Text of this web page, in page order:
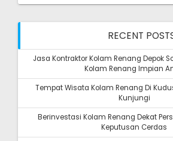
RECENT
Jasa Kontraktor Kolam Renang Depok
Kolam Renang Impian
Tempat Wisata Kolam Renang Di
Kunjungi
Berinvestasi Kolam Renang Dekat
Keputusan Cerdas